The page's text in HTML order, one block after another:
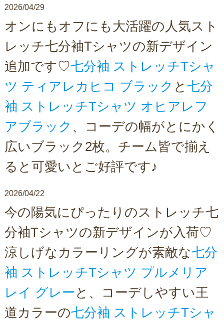
2026/04/29
オンにもオフにも大活躍の人気スト
レッチ七分袖Tシャツの新デザイン
追加です♡七分袖 ストレッチTシャ
ツ ティアレカヒコ ブラック と 七分
袖 ストレッチTシャツ オヒアレフ
アブラック 、コーデの幅がとにかく
広いブラック2枚。チーム皆で揃え
ると可愛いとご好評です♪
2026/04/22
今の陽気にぴったりのストレッチ七
分袖Tシャツの新デザインが入荷♡
涼しげなカラーリングが素敵な七分
袖 ストレッチTシャツ プルメリア
レイ グレー と、コーデしやすい王
道カラーの七分袖 ストレッチTシャ